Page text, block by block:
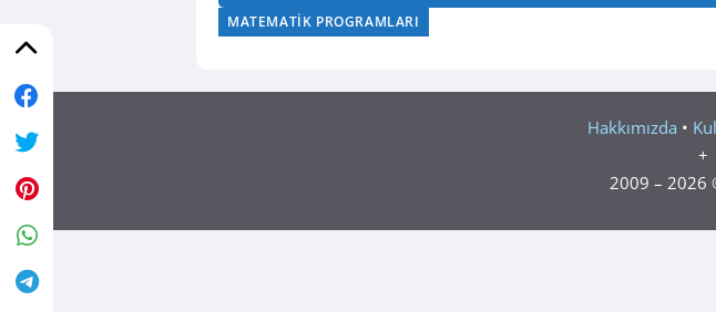
MATEMATIK PROGRAMLARI
Hakkımızda •
2009 – 2026